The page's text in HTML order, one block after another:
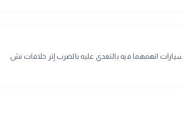
اتهمهما فيه بالتعدي عليه بالضرب إثر خلافات نش